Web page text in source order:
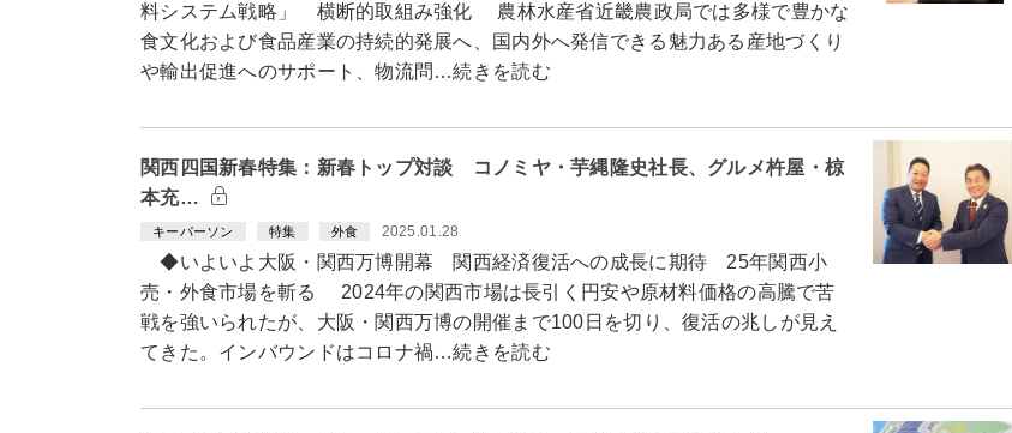
料システム戦略」 横断的取組み強化 農林水産省近畿農政局では多様で豊かな
食文化および食品産業の持続的発展へ、国内外へ発信できる魅力ある産地づくり
や輸出促進へのサポート、物流問…続きを読む
関西四国新春特集：新春トップ対談 コノミヤ・芋縄隆史社長、グルメ杵屋・椋
本充…
キーパーソン 特集 外食 2025.01.28
◆いよいよ大阪・関西万博開幕 関西経済復活への成長に期待 25年関西小
売・外食市場を斬る 2024年の関西市場は長引く円安や原材料価格の高騰で苦
戦を強いられたが、大阪・関西万博の開催まで100日を切り、復活の兆しが見え
てきた。インバウンドはコロナ禍…続きを読む